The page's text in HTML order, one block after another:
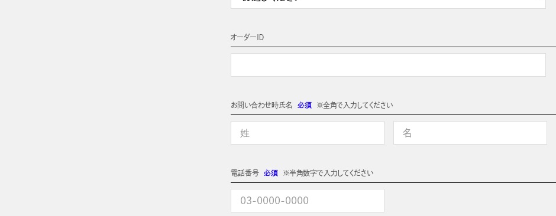
オーダーＩＤ
お問い合わせ時氏名 必須 ※全角で入力してください
電話番号 必須 ※半角数字で入力してください